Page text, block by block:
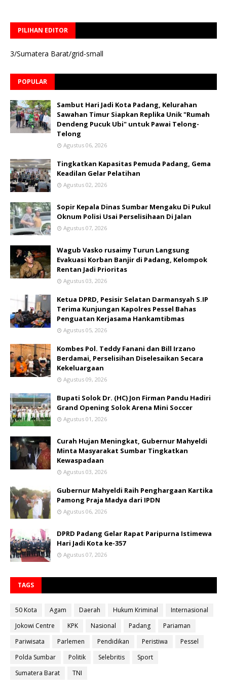
PILIHAN EDITOR
3/Sumatera Barat/grid-small
POPULAR
Sambut Hari Jadi Kota Padang, Kelurahan
Sawahan Timur Siapkan Replika Unik "Rumah
Dendeng Pucuk Ubi" untuk Pawai Telong-
Telong
Agustus 06, 2026
Tingkatkan Kapasitas Pemuda Padang, Gema
Keadilan Gelar Pelatihan
Agustus 02, 2026
Sopir Kepala Dinas Sumbar Mengaku Di Pukul
Oknum Polisi Usai Perselisihaan Di Jalan
Agustus 07, 2026
Wagub Vasko rusaimy Turun Langsung
Evakuasi Korban Banjir di Padang, Kelompok
Rentan Jadi Prioritas
Agustus 03, 2026
Ketua DPRD, Pesisir Selatan Darmansyah S.IP
Terima Kunjungan Kapolres Pessel Bahas
Penguatan Kerjasama Hankamtibmas
Agustus 05, 2026
Kombes Pol. Teddy Fanani dan Bill Irzano
Berdamai, Perselisihan Diselesaikan Secara
Kekeluargaan
Agustus 09, 2026
Bupati Solok Dr. (HC) Jon Firman Pandu Hadiri
Grand Opening Solok Arena Mini Soccer
Agustus 01, 2026
Curah Hujan Meningkat, Gubernur Mahyeldi
Minta Masyarakat Sumbar Tingkatkan
Kewaspadaan
Agustus 03, 2026
Gubernur Mahyeldi Raih Penghargaan Kartika
Pamong Praja Madya dari IPDN
Agustus 06, 2026
DPRD Padang Gelar Rapat Paripurna Istimewa
Hari Jadi Kota ke-357
Agustus 07, 2026
TAGS
50 Kota Agam Daerah Hukum Kriminal
Internasional
Jokowi Centre
KPK Nasional Padang
Pariaman
Pariwisata
Parlemen Pendidikan Peristiwa
Pessel
Polda Sumbar
Politik Selebritis
Sport
Sumatera Barat
TNI